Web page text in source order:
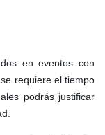
en eventos con
requiere el tiempo
podrás justificar